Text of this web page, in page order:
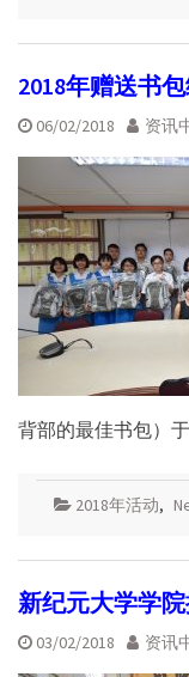
2018年赠送书
06/02/2018 资讯
背部的最佳书包）
2018年活动,
新纪元大学学
03/02/2018 资讯